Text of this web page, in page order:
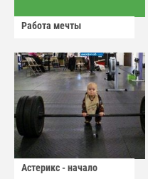
Работа мечты
Астерикс - начало